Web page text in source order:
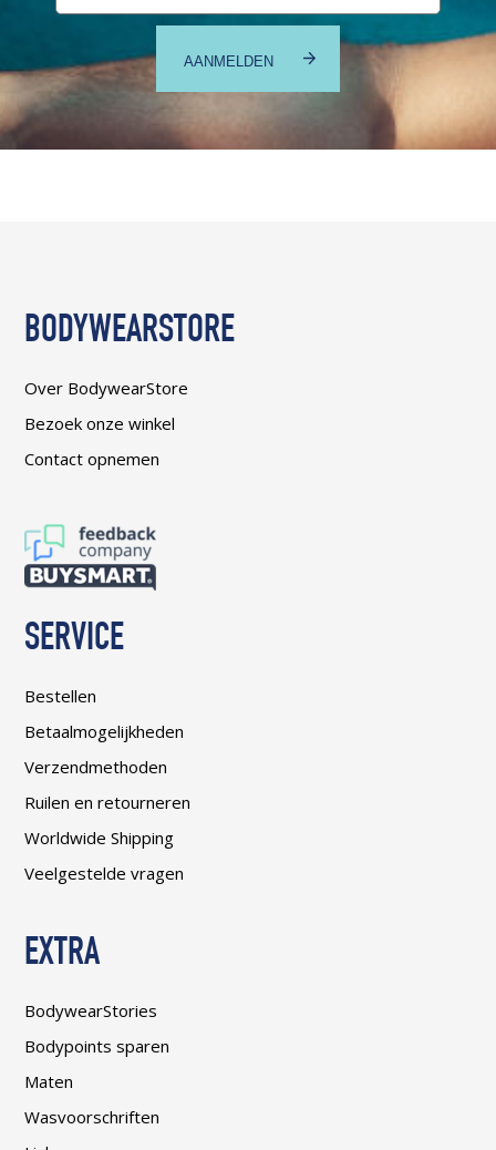
BODYWEARSTORE
Over BodywearStore
Bezoek onze winkel
Contact opnemen
SERVICE
Bestellen
Betaalmogelijkheden
Verzendmethoden
Ruilen en retourneren
Worldwide Shipping
Veelgestelde vragen
EXTRA
BodywearStories
Bodypoints sparen
Maten
Wasvoorschriften